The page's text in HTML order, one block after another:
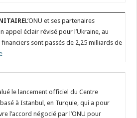
L’ONU et ses partenaires
appel éclair révisé pour l’Ukraine, au
sont passés de 2,25 milliards de
le lancement officiel du Centre
à Istanbul, en Turquie, qui a pour
l’accord négocié par l’ONU pour